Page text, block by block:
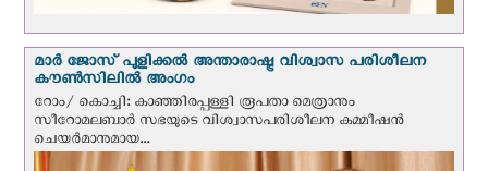
മാർ ജോസ് പുളിക്കൽ അന്താരാഷ്ട്ര വിശ്വാസ പരിശീലന
കൗൺസിലിൽ അംഗം
റോം/ കൊച്ചി: കാഞ്ഞിരപ്പള്ളി രൂപതാ മെത്രാനും
സീറോമലബാർ സഭയുടെ വിശ്വാസപരിശീലന കമ്മീഷൻ
ചെയർമാനുമായ...